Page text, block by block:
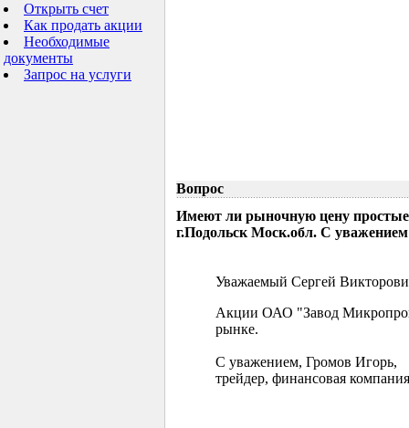
Открыть счет
Как продать акции
Необходимые
документы
Запрос на услуги
Вопрос
Имеют ли рыночную цену
г.Подольск Моск.обл. С
Уважаемый Сергей
Акции ОАО "Завод
рынке.
С уважением, Громов Игорь,
трейдер, финансовая